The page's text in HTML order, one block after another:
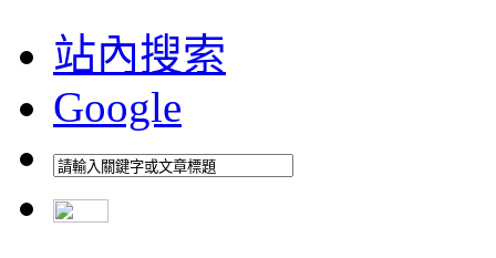
站內搜索
Google